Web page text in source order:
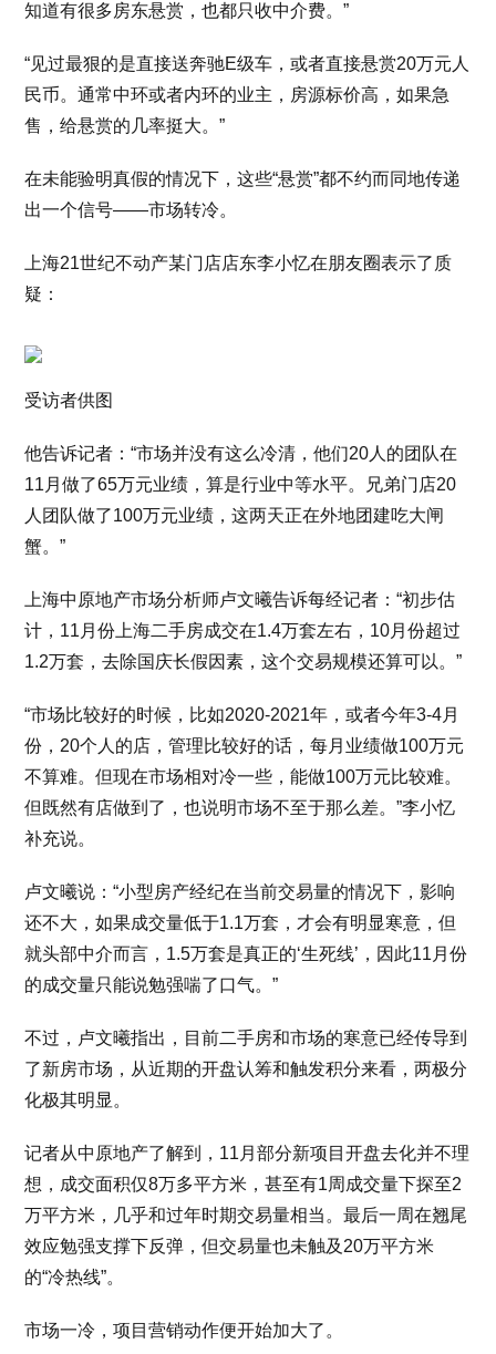
知道有很多房东悬赏，也都只收中介费。”
“见过最狠的是直接送奔驰E级车，或者直接悬赏20万元人
民币。通常中环或者内环的业主，房源标价高，如果急
售，给悬赏的几率挺大。”
在未能验明真假的情况下，这些“悬赏”都不约而同地传递
出一个信号——市场转冷。
上海21世纪不动产某门店店东李小忆在朋友圈表示了质
疑：
受访者供图
他告诉记者：“市场并没有这么冷清，他们20人的团队在
11月做了65万元业绩，算是行业中等水平。兄弟门店20
人团队做了100万元业绩，这两天正在外地团建吃大闸
蟹。”
上海中原地产市场分析师卢文曦告诉每经记者：“初步估
计，11月份上海二手房成交在1.4万套左右，10月份超过
1.2万套，去除国庆长假因素，这个交易规模还算可以。”
“市场比较好的时候，比如2020-2021年，或者今年3-4月
份，20个人的店，管理比较好的话，每月业绩做100万元
不算难。但现在市场相对冷一些，能做100万元比较难。
但既然有店做到了，也说明市场不至于那么差。”李小忆
补充说。
卢文曦说：“小型房产经纪在当前交易量的情况下，影响
还不大，如果成交量低于1.1万套，才会有明显寒意，但
就头部中介而言，1.5万套是真正的‘生死线’，因此11月份
的成交量只能说勉强喘了口气。”
不过，卢文曦指出，目前二手房和市场的寒意已经传导到
了新房市场，从近期的开盘认筹和触发积分来看，两极分
化极其明显。
记者从中原地产了解到，11月部分新项目开盘去化并不理
想，成交面积仅8万多平方米，甚至有1周成交量下探至2
万平方米，几乎和过年时期交易量相当。最后一周在翘尾
效应勉强支撑下反弹，但交易量也未触及20万平方米
的“冷热线”。
市场一冷，项目营销动作便开始加大了。